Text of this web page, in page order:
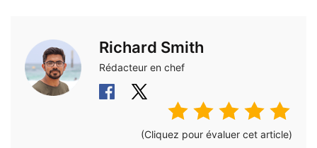
Richard Smith
Rédacteur en chef
(Cliquez pour évaluer cet article)